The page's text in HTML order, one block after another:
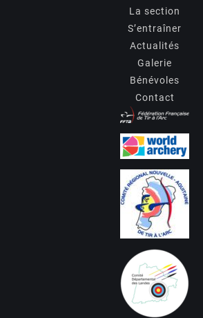
La section
S’entraîner
Actualités
Galerie
Bénévoles
Contact